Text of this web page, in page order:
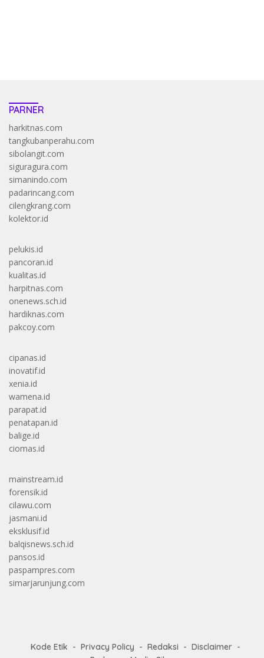
PARNER
harkitnas.com
tangkubanperahu.com
sibolangit.com
siguragura.com
simanindo.com
padarincang.com
cilengkrang.com
kolektor.id
pelukis.id
pancoran.id
kualitas.id
harpitnas.com
onenews.sch.id
hardiknas.com
pakcoy.com
cipanas.id
inovatif.id
xenia.id
wamena.id
parapat.id
penatapan.id
balige.id
ciomas.id
mainstream.id
forensik.id
cilawu.com
jasmani.id
eksklusif.id
balqisnews.sch.id
pansos.id
paspampres.com
simarjarunjung.com
Kode Etik Privacy Policy Redaksi
Disclaimer